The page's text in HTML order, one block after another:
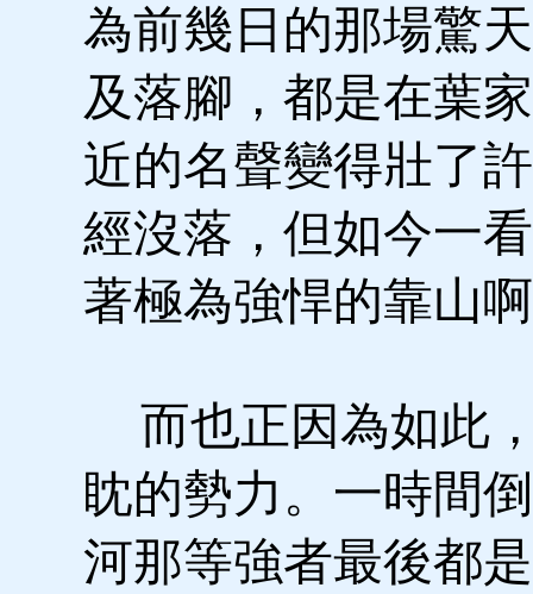
為前幾日的那場驚
及落腳，都是在葉
近的名聲變得壯了
經沒落，但如今一
著極為強悍的靠山
而也正因為如此
眈的勢力。一時間
河那等強者最後都